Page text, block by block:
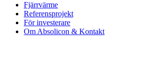
Fjärrvärme
Referensprojekt
För investerare
Om Absolicon & Kontakt